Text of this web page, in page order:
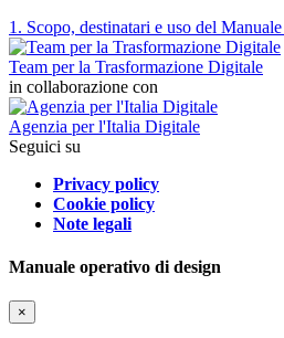
1. Scopo, destinatari e uso del
Team per la Trasformazione Digitale
in collaborazione con
Agenzia per l'Italia Digitale
Seguici su
Privacy policy
Cookie policy
Note legali
Manuale operativo di design
×